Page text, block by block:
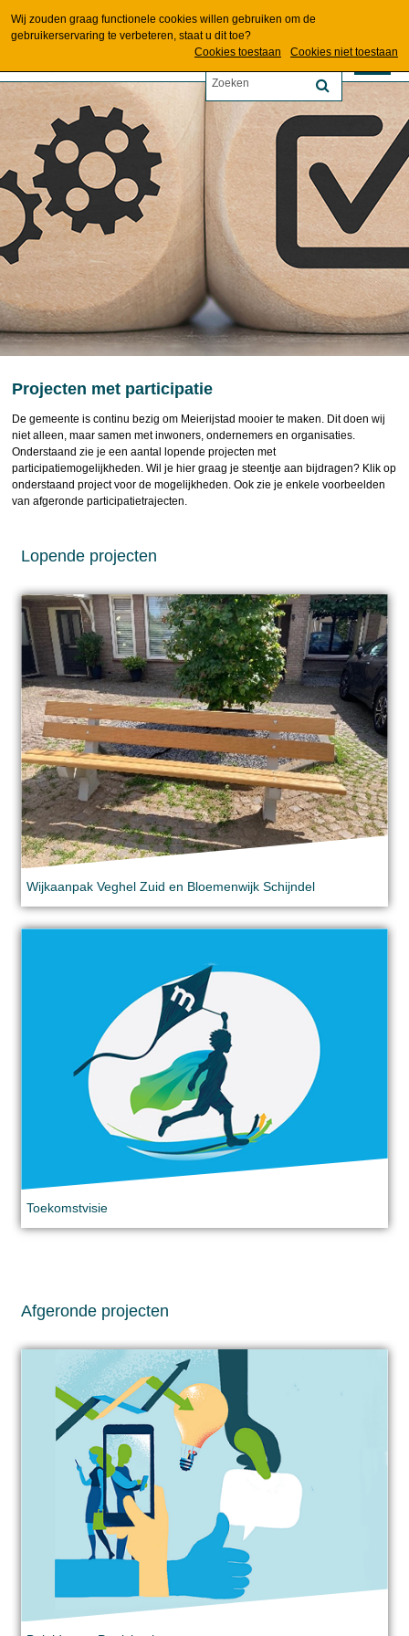
Wij zouden graag functionele cookies willen gebruiken om de
gebruikerservaring te verbeteren, staat u dit toe?
Cookies toestaan
Cookies niet toestaan
Projecten met participatie
De gemeente is continu bezig om Meierijstad mooier te maken. Dit doen wij
niet alleen, maar samen met inwoners, ondernemers en organisaties.
Onderstaand zie je een aantal lopende projecten met
participatiemogelijkheden. Wil je hier graag je steentje aan bijdragen? Klik op
onderstaand project voor de mogelijkheden. Ook zie je enkele voorbeelden
van afgeronde participatietrajecten.
Lopende projecten
Wijkaanpak Veghel Zuid en Bloemenwijk Schijndel
Toekomstvisie
Afgeronde projecten